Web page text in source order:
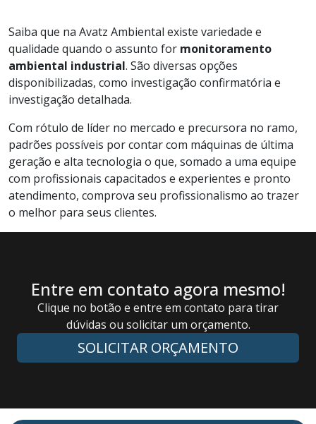
Saiba que na Avatz Ambiental existe variedade e
qualidade quando o assunto for monitoramento
ambiental industrial. São diversas opções
disponibilizadas, como investigação confirmatória e
investigação detalhada.
Com rótulo de líder no mercado e precursora no ramo,
padrões possíveis por contar com máquinas de última
geração e alta tecnologia o que, somado a uma equipe
com profissionais capacitados e experientes e pronto
atendimento, comprova seu profissionalismo ao trazer
o melhor para seus clientes.
Entre em contato agora mesmo!
Clique no botão e entre em contato para tirar
dúvidas ou solicitar um orçamento.
SOLICITAR ORÇAMENTO